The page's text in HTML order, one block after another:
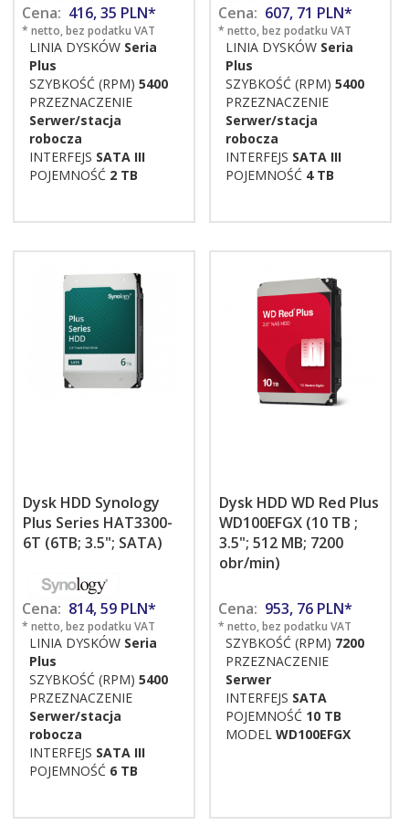
Cena: 416,35 PLN*
* netto, bez podatku VAT
LINIA DYSKÓW Seria
Plus
SZYBKOŚĆ (RPM) 5400
PRZEZNACZENIE
Serwer/stacja
robocza
INTERFEJS SATA III
POJEMNOŚĆ 2 TB
Cena: 607, 71 PLN*
* netto, bez podatku VAT
LINIA DYSKÓW Seria
Plus
SZYBKOŚĆ (RPM) 5400
PRZEZNACZENIE
Serwer/stacja
robocza
INTERFEJS SATA III
POJEMNOŚĆ 4 TB
Dysk HDD Synology
Plus Series HAT3300-
6T (6TB; 3.5"; SATA)
Cena: 814,59 PLN*
* netto, bez podatku VAT
LINIA DYSKÓW Seria
Plus
SZYBKOŚĆ (RPM) 5400
PRZEZNACZENIE
Serwer/stacja
robocza
INTERFEJS SATA III
POJEMNOŚĆ 6 TB
Dysk HDD WD Red Plus
WD100EFGX (10 TB ;
3.5"; 512 MB; 7200
obr/min)
Cena: 953, 76 PLN*
* netto, bez podatku VAT
SZYBKOŚĆ (RPM) 7200
PRZEZNACZENIE
Serwer
INTERFEJS SATA
POJEMNOŚĆ 10 TB
MODEL WD100EFGX